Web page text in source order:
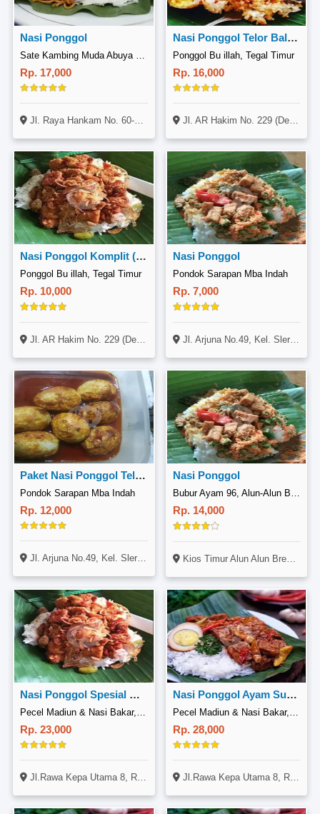
Nasi Ponggol
Rp. 17,000
Jl. Raya Hankam No. 60-30, Pondok Melati, Bekasi
Nasi Ponggol Telor Balado
Ponggol Bu illah, Tegal Timur
Rp. 16,000
Jl. AR Hakim No. 229 (Depan Ruko AR Hakim), Tegal Timur, Tegal
Nasi Ponggol Komplit (sambal Goreng, Mie)
Ponggol Bu illah, Tegal Timur
Rp. 10,000
Jl. AR Hakim No. 229 (Depan Ruko AR Hakim), Tegal Timur, Tegal
Nasi Ponggol
Pondok Sarapan Mba Indah
Rp. 7,000
Jl. Arjuna No.49, Kel. Slerok, Kec. Tegal Timur
Paket Nasi Ponggol Telor Rendang
Pondok Sarapan Mba Indah
Rp. 12,000
Jl. Arjuna No.49, Kel. Slerok, Kec. Tegal Timur
Nasi Ponggol
Rp. 14,000
Kios Timur Alun Alun Brebes, Jl. Slamet, Kauman, Brebes
Nasi Ponggol Spesial Hemat
Rp. 23,000
Jl.Rawa Kepa Utama 8, Rt007Rw012, Kelurahan Tomang, Kecamatan Grogol Petamburan 11440
Nasi Ponggol Ayam Suwir Gorengan
Rp. 28,000
Jl.Rawa Kepa Utama 8, Rt007Rw012, Kelurahan Tomang, Kecamatan Grogol Petamburan 11440